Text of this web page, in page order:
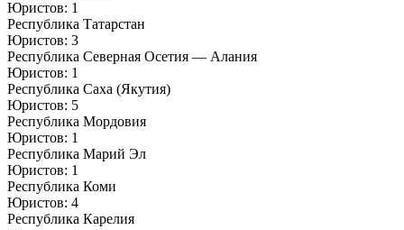
Юристов: 1
Республика Татарстан
Юристов: 3
Республика Северная Осетия — Алания
Юристов: 1
Республика Саха (Якутия)
Юристов: 5
Республика Мордовия
Юристов: 1
Республика Марий Эл
Юристов: 1
Республика Коми
Юристов: 4
Республика Карелия